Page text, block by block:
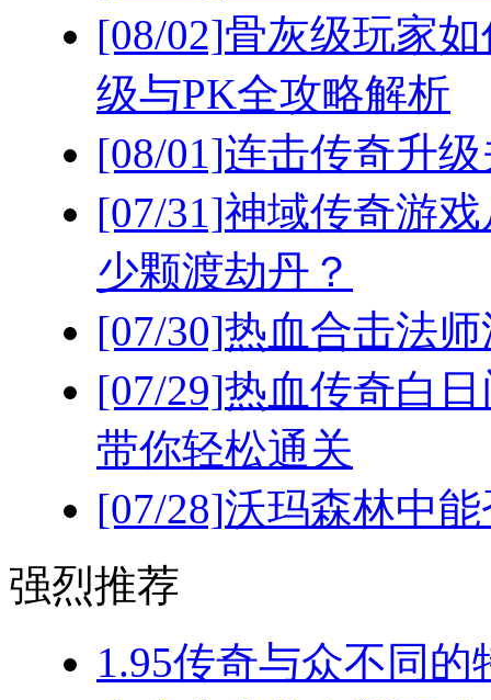
[08/02]骨灰级玩家
级与PK全攻略解析
[08/01]连击传奇升
[07/31]神域传奇游
少颗渡劫丹？
[07/30]热血合击法
[07/29]热血传奇白
带你轻松通关
[07/28]沃玛森林中
强烈推荐
1.95传奇与众不同